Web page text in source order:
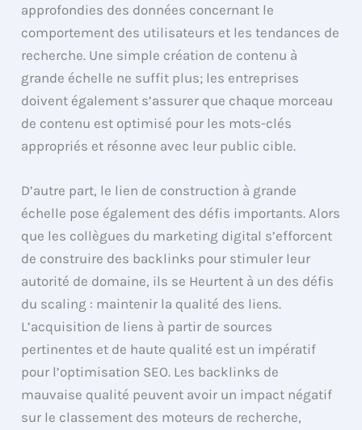
approfondies des données concernant le
comportement des utilisateurs et les tendances de
recherche. Une simple création de contenu à
grande échelle ne suffit plus; les entreprises
doivent également s’assurer que chaque morceau
de contenu est optimisé pour les mots-clés
appropriés et résonne avec leur public cible.
D’autre part, le lien de construction à grande
échelle pose également des défis importants. Alors
que les collègues du marketing digital s’efforcent
de construire des backlinks pour stimuler leur
autorité de domaine, ils se Heurtent à un des défis
du scaling : maintenir la qualité des liens.
L’acquisition de liens à partir de sources
pertinentes et de haute qualité est un impératif
pour l’optimisation SEO. Les backlinks de
mauvaise qualité peuvent avoir un impact négatif
sur le classement des moteurs de recherche,